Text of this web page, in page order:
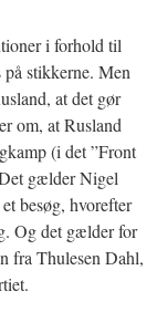
i forhold til
stikkerne. Men
at det gør
om, at Rusland
(i det ”Front
gælder Nigel
besøg, hvorefter
Og det gælder for
fra Thulesen Dahl,